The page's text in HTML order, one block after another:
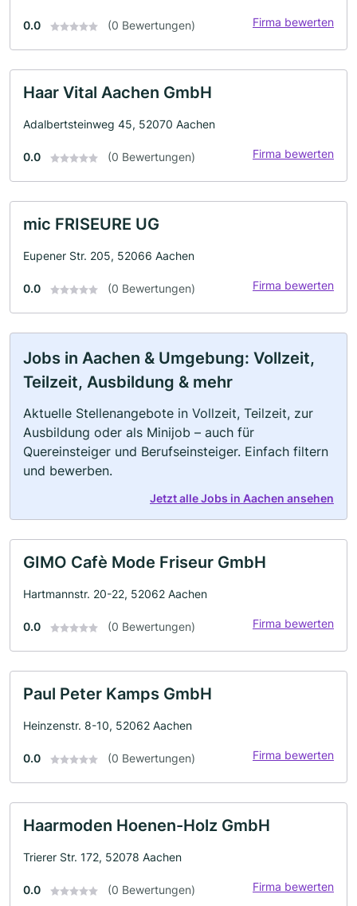
0.0 (0 Bewertungen) Firma bewerten
Haar Vital Aachen GmbH
Adalbertsteinweg 45, 52070 Aachen
0.0 (0 Bewertungen) Firma bewerten
mic FRISEURE UG
Eupener Str. 205, 52066 Aachen
0.0 (0 Bewertungen) Firma bewerten
Jobs in Aachen & Umgebung: Vollzeit,
Teilzeit, Ausbildung & mehr
Aktuelle Stellenangebote in Vollzeit, Teilzeit, zur
Ausbildung oder als Minijob – auch für
Quereinsteiger und Berufseinsteiger. Einfach filtern
und bewerben.
Jetzt alle Jobs in Aachen ansehen
GIMO Cafè Mode Friseur GmbH
Hartmannstr. 20-22, 52062 Aachen
0.0 (0 Bewertungen) Firma bewerten
Paul Peter Kamps GmbH
Heinzenstr. 8-10, 52062 Aachen
0.0 (0 Bewertungen) Firma bewerten
Haarmoden Hoenen-Holz GmbH
Trierer Str. 172, 52078 Aachen
0.0 (0 Bewertungen) Firma bewerten